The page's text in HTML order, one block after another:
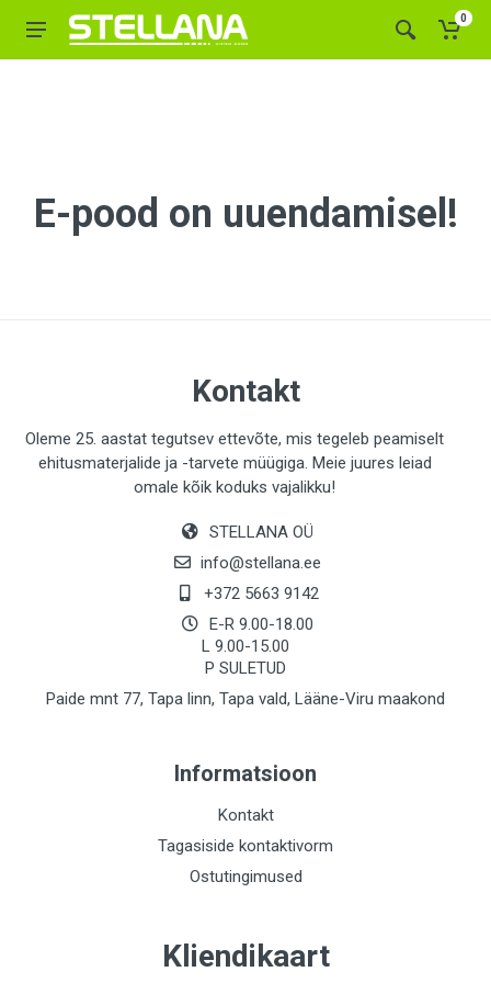
0
E-pood on uuendamisel!
Kontakt
Oleme 25. aastat tegutsev ettevõte, mis tegeleb peamiselt
ehitusmaterjalide ja -tarvete müügiga. Meie juures leiad
omale kõik koduks vajalikku!
STELLANA OÜ
info@stellana.ee
+372 5663 9142
E-R 9.00-18.00
L 9.00-15.00
P SULETUD
Paide mnt 77, Tapa linn, Tapa vald, Lääne-Viru maakond
Informatsioon
Kontakt
Tagasiside kontaktivorm
Ostutingimused
Kliendikaart